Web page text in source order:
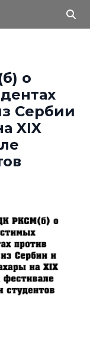
б) о
Сербии
XIX